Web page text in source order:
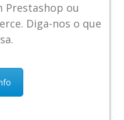
Prestashop ou
Diga-nos o que